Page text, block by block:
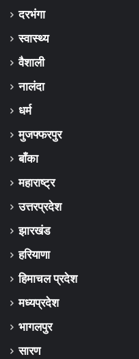
दरभंगा
स्वास्थ्य
वैशाली
नालंदा
धर्म
मुजफ्फरपुर
बाँका
महाराष्ट्र
उत्तरप्रदेश
झारखंड
हरियाणा
हिमाचल प्रदेश
मध्यप्रदेश
भागलपुर
सारण